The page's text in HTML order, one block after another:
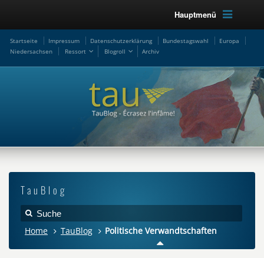
Hauptmenü
Startseite Impressum Datenschutzerklärung Bundestagswahl
Europa
Niedersachsen
Ressort Blogroll Archiv
TauBlog
Home TauBlog Politische Verwandtschaften